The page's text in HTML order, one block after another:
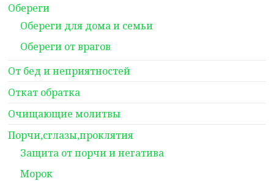
Обереги
Обереги для дома и семьи
Обереги от врагов
От бед и неприятностей
Откат обратка
Очищающие молитвы
Порчи,сглазы,проклятия
Защита от порчи и негатива
Морок